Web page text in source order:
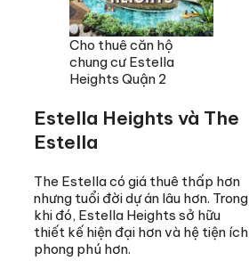
Cho thuê căn hộ
chung cư Estella
Heights Quận 2
Estella Heights và The
Estella
The Estella có giá thuê thấp hơn
nhưng tuổi đời dự án lâu hơn. Trong
khi đó, Estella Heights sở hữu
thiết kế hiện đại hơn và hệ tiện ích
phong phú hơn.